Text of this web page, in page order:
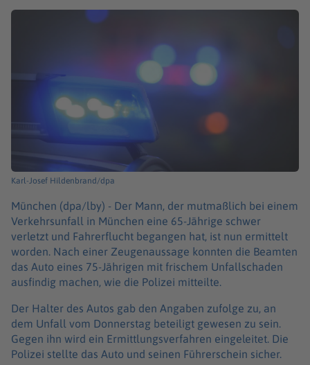
Karl-Josef Hildenbrand/dpa
München (dpa/lby) - Der Mann, der mutmaßlich bei einem
Verkehrsunfall in München eine 65-Jährige schwer
verletzt und Fahrerflucht begangen hat, ist nun ermittelt
worden. Nach einer Zeugenaussage konnten die Beamten
das Auto eines 75-Jährigen mit frischem Unfallschaden
ausfindig machen, wie die Polizei mitteilte.
Der Halter des Autos gab den Angaben zufolge zu, an
dem Unfall vom Donnerstag beteiligt gewesen zu sein.
Gegen ihn wird ein Ermittlungsverfahren eingeleitet. Die
Polizei stellte das Auto und seinen Führerschein sicher.